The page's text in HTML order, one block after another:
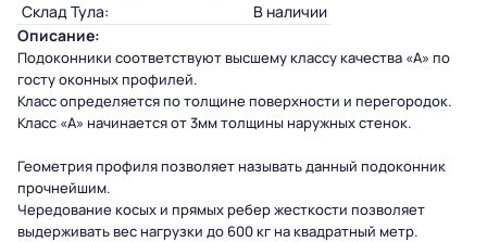
Склад Тула:
В наличии
Описание:
Подоконники соответствуют высшему классу качества «А» по
госту оконных профилей.
Класс определяется по толщине поверхности и перегородок.
Класс «А» начинается от 3мм толщины наружных стенок.
Геометрия профиля позволяет называть данный подоконник
прочнейшим.
Чередование косых и прямых ребер жесткости позволяет
выдерживать вес нагрузки до 600 кг на квадратный метр.